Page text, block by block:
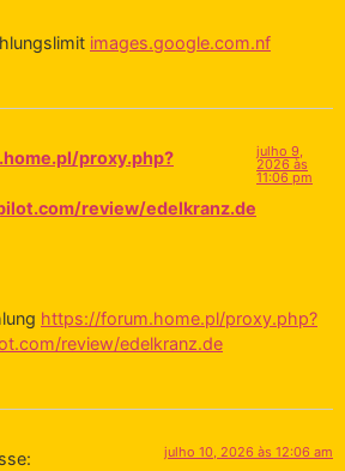
images.google.com.nf
proxy.php?
review/edelkranz.de
julho 9,
2026 às
11:06 pm
https://forum.home.pl/proxy.php?
review/edelkranz.de
julho 10, 2026 às 12:06 am